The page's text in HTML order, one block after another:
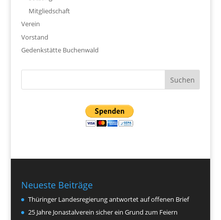
Mitgliedschaft
Verein
Vorstand
Gedenkstätte Buchenwald
Neueste Beiträge
Thüringer Landesregierung antwortet auf offenen Brief
25 Jahre Jonastalverein sicher ein Grund zum Feiern